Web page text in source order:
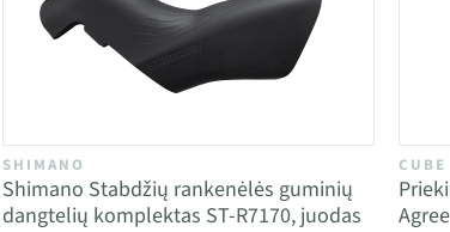
SHIMANO
Shimano Stabdžių rankenėlės guminių
dangtelių komplektas ST-R7170, juodas
CUBE
Agree